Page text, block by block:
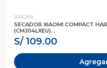
XIAOMI
SECADOR XIAOMI COMPACT
(CMJ04LXEU)...
S/ 109.00